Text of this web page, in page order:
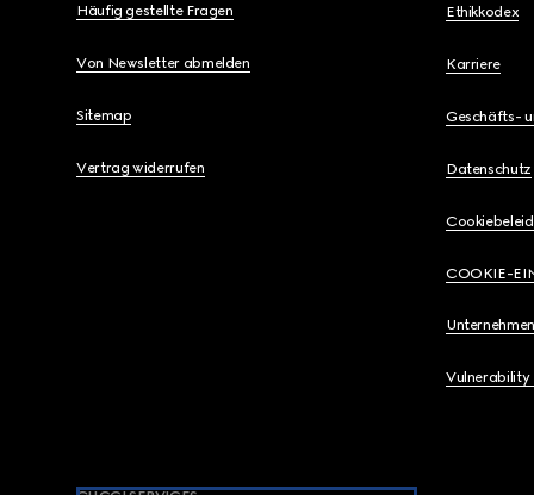
Häufig gestellte Fragen
Von Newsletter abmelden
Sitemap
Vertrag widerrufen
Ethikkodex
Karriere
Geschäfts-
Datenschutz
Cookiebeleid
COOKIE-
Vulnerability